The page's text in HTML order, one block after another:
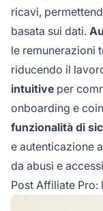
ricavi,
basata sui dati.
le remunerazioni
riducendo il
intuitive per
onboarding e
funzionalità di
e autenticazione
da abusi e
Post Affiliate